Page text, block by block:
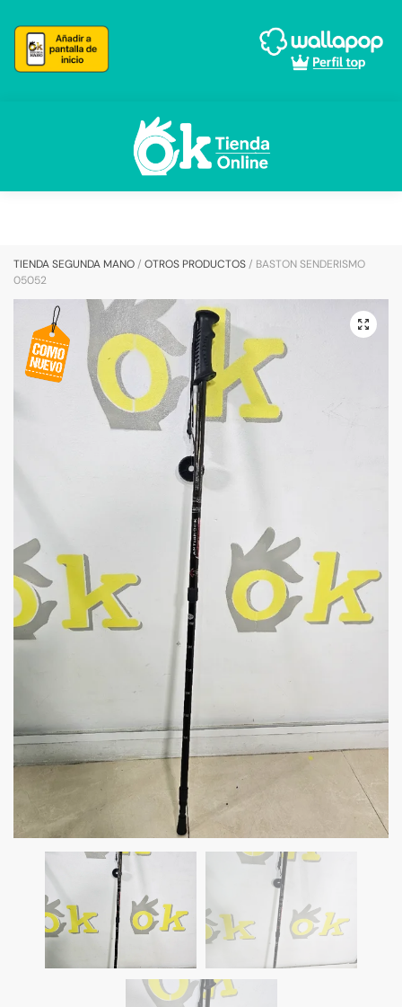
navigation
content
TIENDA SEGUNDA MANO/ OTROS PRODUCTOS/ BASTON SENDERISMO
05052